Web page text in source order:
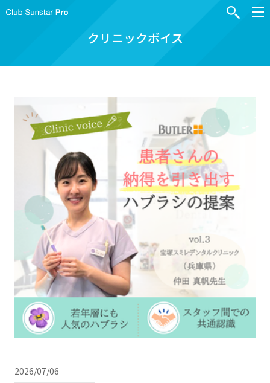
クリニックボイス
2026/07/06